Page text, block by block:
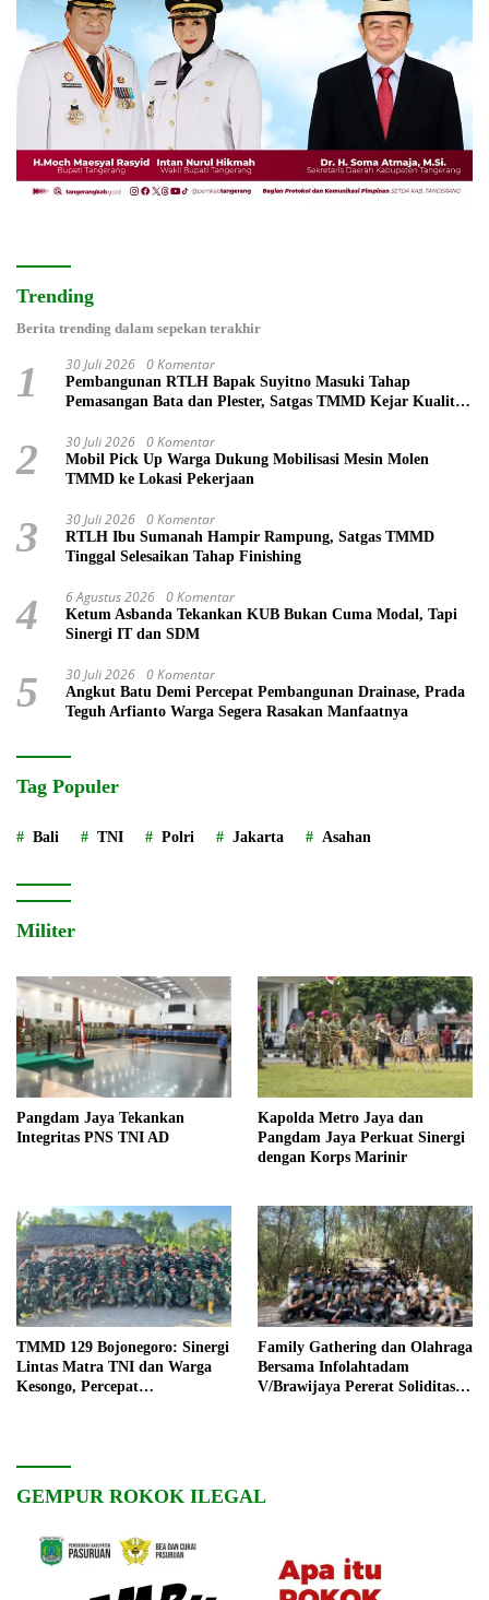
Trending
Berita trending dalam sepekan terakhir
1 30 Juli 2026 0 Komentar
Pembangunan RTLH Bapak Suyitno Masuki Tahap
Pemasangan Bata dan Plester, Satgas TMMD Kejar Kualitas
2 30 Juli 2026 0 Komentar
Mobil Pick Up Warga Dukung Mobilisasi Mesin Molen
TMMD ke Lokasi Pekerjaan
3 30 Juli 2026 0 Komentar
RTLH Ibu Sumanah Hampir Rampung, Satgas TMMD
Tinggal Selesaikan Tahap Finishing
4 6 Agustus 2026 0 Komentar
Ketum Asbanda Tekankan KUB Bukan Cuma Modal, Tapi
Sinergi IT dan SDM
5 30 Juli 2026 0 Komentar
Angkut Batu Demi Percepat Pembangunan Drainase, Prada
Teguh Arfianto Warga Segera Rasakan Manfaatnya
Tag Populer
Bali TNI Polri Jakarta Asahan
Militer
Pangdam Jaya Tekankan
Integritas PNS TNI AD
Kapolda Metro Jaya dan
Pangdam Jaya Perkuat Sinergi
dengan Korps Marinir
TMMD 129 Bojonegoro: Sinergi
Lintas Matra TNI dan Warga
Kesongo, Percepat
Family Gathering dan Olahraga
Bersama Infolahtadam
V/Brawijaya Pererat Soliditas
GEMPUR ROKOK ILEGAL